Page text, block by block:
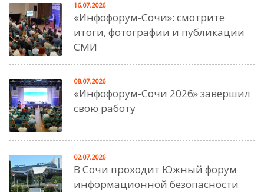
«Инфофорум-Сочи»: смотрите
итоги, фотографии и публикации
СМИ
16.07.2026
«Инфофорум-Сочи 2026» завершил
свою работу
08.07.2026
В Сочи проходит Южный форум
информационной безопасности
02.07.2026